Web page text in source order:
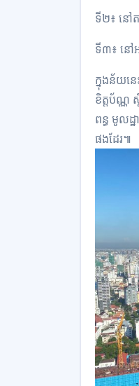
ទី២៖ នៅត
ទី៣៖ នៅអ
ក្នុងន័យន
ខិត្តប័ណ្ណ
ពន្ធ មូលដ្
ផងដែរ៕